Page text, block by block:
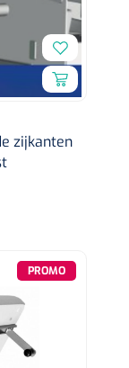
1208566
- 1 st
zijkanten
PROMO